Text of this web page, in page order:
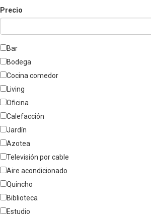
Precio
Bar
Bodega
Cocina comedor
Living
Oficina
Calefacción
Jardín
Azotea
Televisión por cable
Aire acondicionado
Quincho
Biblioteca
Estudio